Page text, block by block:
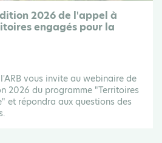
2026 de l'appel à
engagés pour la
vous invite au webinaire de
2026 du programme "Territoires
et répondra aux questions des